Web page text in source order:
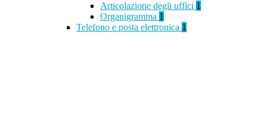
Articolazione degli uffici 1
Organigramma 1
Telefono e posta elettronica 1